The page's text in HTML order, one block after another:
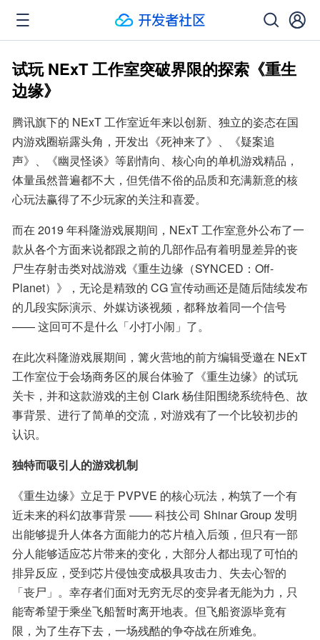
试玩 NExT 工作室突破界限的探索《重生
边缘》
腾讯旗下的 NExT 工作室近年来以创新、独立的姿态在国
内游戏圈崭露头角，开发出《死神来了》、《疑案追
声》、《幽灵怪谈》等剧情向、核心向的单机游戏精品，
体量虽然普遍都不大，但凭借不俗的品质和充满新意的核
心玩法赢得了不少玩家的关注和喜爱。
而在 2019 年科隆游戏展期间，NExT 工作室意外公布了一
款从各个方面来说都跟之前的几部作品有着明显差异的丧
尸生存射击类对战游戏《重生边缘（SYNCED：Off-
Planet）》，无论是精致的 CG 宣传动画还是随后陆续发布
的几段实际演示、外媒访谈视频，都释放着同一个信号
—— 这回可不是什么「小打小闹」了。
在此次科隆游戏展期间，篝火营地的前方编辑受邀在 NExT
工作室位于会场商务区的展台体验了《重生边缘》的试玩
关卡，并和这款游戏的主创 Clark 杨佳阳围绕系统特色、故
事背景、进行了简单的交流，对游戏有了一个比较初步的
认识。
独特而吸引人的游戏机制
《重生边缘》立足于 PVPVE 的核心玩法，构筑了一个有
近未来的科幻故事背景 —— 科技公司 Shinar Group 发明
出能够提升人体各方面能力的芯片植入后颈，但只有一部
分人能够适应芯片带来的变化，大部分人都出现了可怕的
排异反应，受到芯片侵蚀变成极具攻击力、失去心智的
「丧尸」。幸存者们面对无穷无尽的变异者无能为力，只
能寄希望于乘坐飞船暂时离开地表。但飞船资源毕竟有
限，为了生存下去，一场残酷的争夺战在所难免。